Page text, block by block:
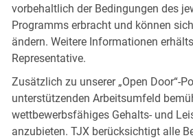
vorbehaltlich der Bedingungen des
Programms erbracht und können
ändern. Weitere Informationen
Representative.
Zusätzlich zu unserer „Open Door“-
unterstützenden Arbeitsumfeld
wettbewerbsfähiges Gehalts- und
anzubieten. TJX berücksichtigt alle